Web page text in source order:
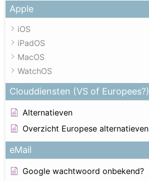
Apple
iOS
iPadOS
MacOS
WatchOS
Clouddiensten (VS of Europees?)
Alternatieven
Overzicht Europese alternatieven
eMail
Google wachtwoord onbekend?